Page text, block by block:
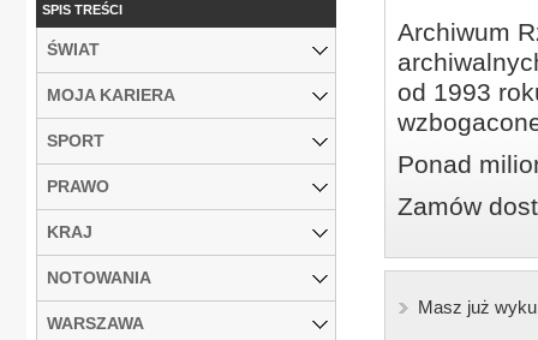
Archiwum
od 1993
Ponad
Zamów
Masz już
SPIS TREŚCI
ŚWIAT
MOJA KARIERA
SPORT
PRAWO
KRAJ
NOTOWANIA
WARSZAWA